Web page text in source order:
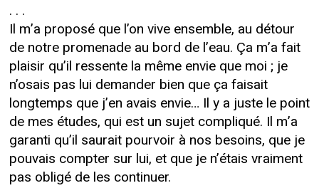
. . .
Il m’a proposé que l’on vive ensemble, au détour
de notre promenade au bord de l’eau. Ça m’a fait
plaisir qu’il ressente la même envie que moi ; je
n’osais pas lui demander bien que ça faisait
longtemps que j’en avais envie… Il y a juste le point
de mes études, qui est un sujet compliqué. Il m’a
garanti qu’il saurait pourvoir à nos besoins, que je
pouvais compter sur lui, et que je n’étais vraiment
pas obligé de les continuer.